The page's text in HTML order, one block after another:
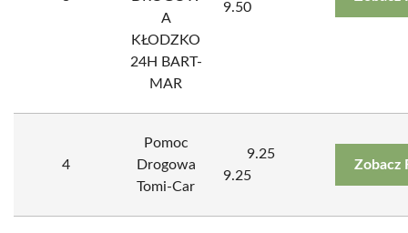
A
KŁODZKO
24H BART-
MAR
9.50
4
Pomoc
Drogowa
Tomi-Car
9.25
9.25
Zobacz